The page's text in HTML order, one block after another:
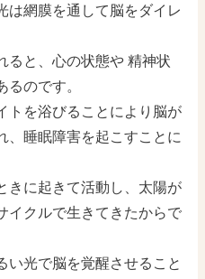
は網膜を通して脳をダイレ
ると、心の状態や 精神状
のです。
トを浴びることにより脳が
、睡眠障害を起こすことに
きに起きて活動し、太陽が
イクルで生きてきたからで
い光で脳を覚醒させること